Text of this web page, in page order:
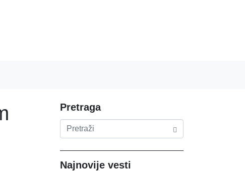
Pretraga
Najnovije vesti